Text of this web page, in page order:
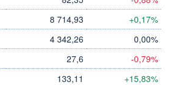
+ PORTEFEUILLE + LISTE
8 714,93 +0,17%
4 342,26 0,00%
27,6 -0,79%
133,11 +15,83%